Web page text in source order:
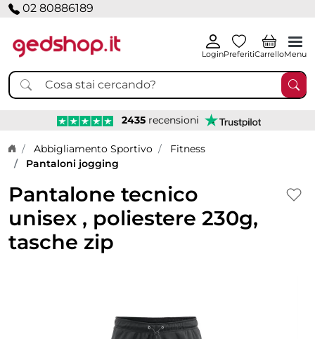
02 80886189
LoginPreferitiCarrelloMenu
2435 recensioni
Home page
Abbigliamento Sportivo
Fitness
Pantaloni jogging
Pantalone tecnico
unisex , poliestere 230g,
tasche zip